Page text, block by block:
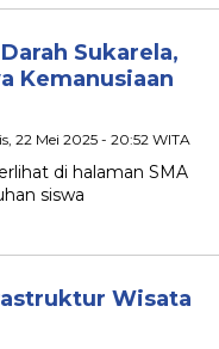
Sukarela,
Kemanusiaan
22 Mei 2025 - 20:52 WITA
di halaman SMA
siswa
Wisata